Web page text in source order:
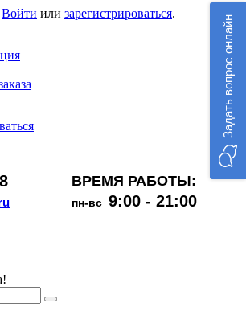
Войти или зарегистрироваться.
ВРЕМЯ РАБОТЫ:
пн-вс 9:00 - 21:00
Задать вопрос онлайн